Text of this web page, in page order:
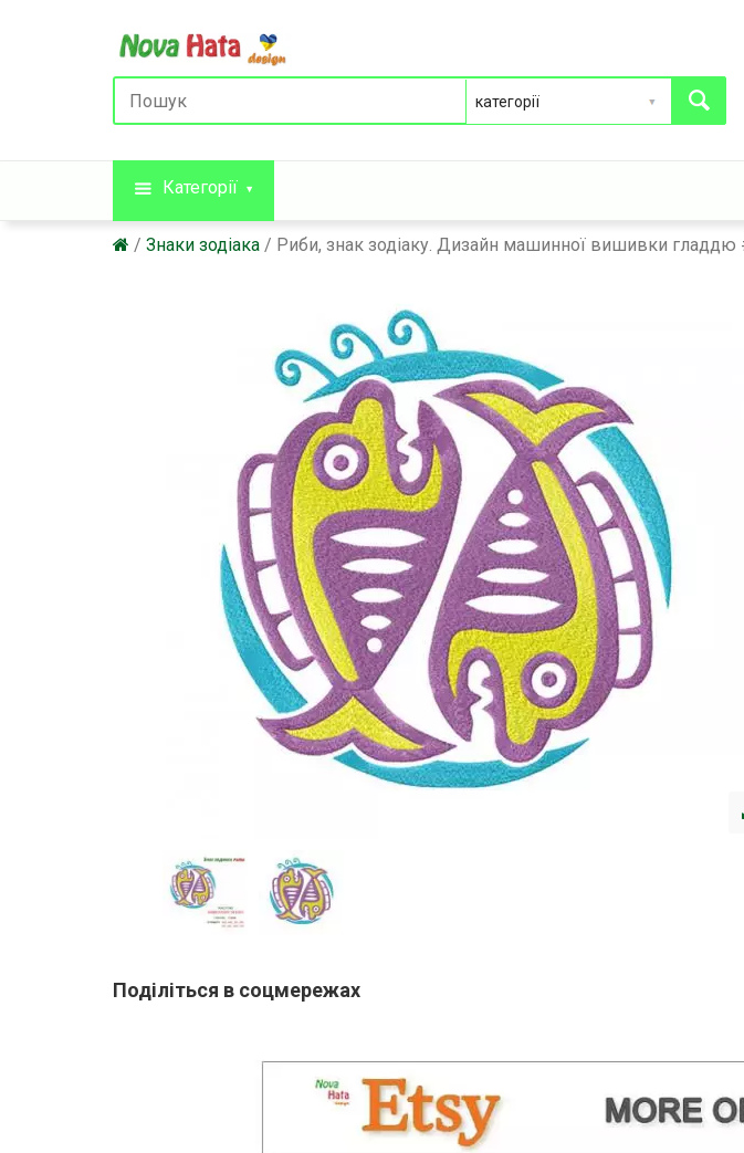
Категорії
Знаки зодіака Риби, знак зодіаку. Дизайн машинної вишивки гладдю
Поділіться в соцмережах